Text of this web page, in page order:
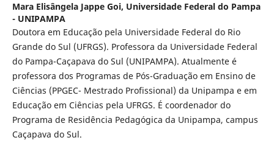
Mara Elisângela Jappe Goi, Universidade Federal do Pampa
- UNIPAMPA
Doutora em Educação pela Universidade Federal do Rio
Grande do Sul (UFRGS). Professora da Universidade Federal
do Pampa-Caçapava do Sul (UNIPAMPA). Atualmente é
professora dos Programas de Pós-Graduação em Ensino de
Ciências (PPGEC- Mestrado Profissional) da Unipampa e em
Educação em Ciências pela UFRGS. É coordenador do
Programa de Residência Pedagógica da Unipampa, campus
Caçapava do Sul.